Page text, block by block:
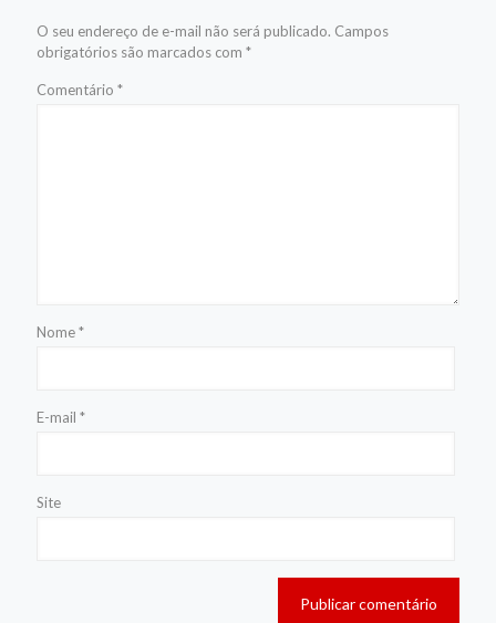
O seu endereço de e-mail não será publicado. Campos
obrigatórios são marcados com *
Comentário *
Nome*
E-mail *
Site